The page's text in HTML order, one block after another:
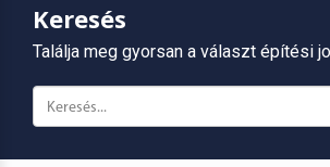
Keresés
Találja meg gyorsan a választ építési